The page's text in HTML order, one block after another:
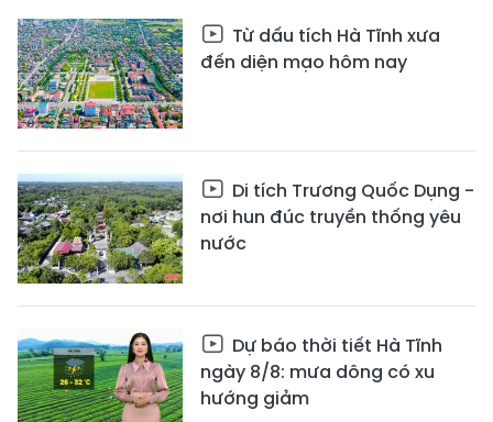
Từ dấu tích Hà Tĩnh xưa
đến diện mạo hôm nay
Di tích Trương Quốc Dụng -
nơi hun đúc truyền thống yêu
nước
Dự báo thời tiết Hà Tĩnh
ngày 8/8: mưa dông có xu
hướng giảm